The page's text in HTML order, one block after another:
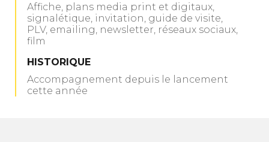
Affiche, plans media print et digitaux,
signalétique, invitation, guide de visite,
PLV, emailing, newsletter, réseaux sociaux,
film
HISTORIQUE
Accompagnement depuis le lancement
cette année